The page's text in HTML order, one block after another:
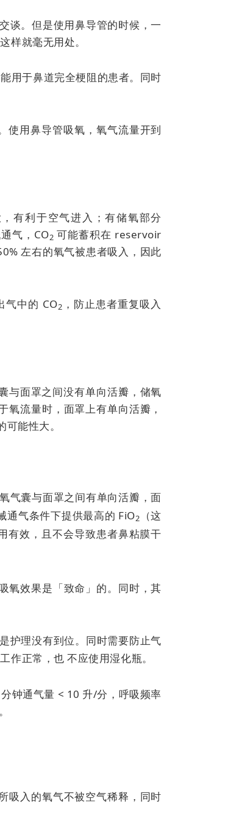
谈。但是使用鼻导管的时候，一
样就毫无用处。
用于鼻道完全梗阻的患者。同时
使用鼻导管吸氧，氧气流量开到
有利于空气进入；有储氧部分
气，CO2 可能蓄积在 reservoir
左右的氧气被患者吸入，因此
气中的 CO2 ，防止患者重复吸入
与面罩之间没有单向活瓣，储氧
氧流量时，面罩上有单向活瓣，
可能性大。
气囊与面罩之间有单向活瓣，面
通气条件下提供最高的 FiO2
（这
有效，且不会导致患者鼻粘膜干
氧效果是「致命」的。同时，其
护理没有到位。同时需要防止气
作正常，也不应使用湿化瓶。
钟通气量 < 10 升/分，呼吸频率
吸入的氧气不被空气稀释，同时